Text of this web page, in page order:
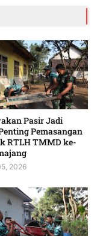
Pasir Jadi
Pemasangan
RTLH TMMD ke-
2026